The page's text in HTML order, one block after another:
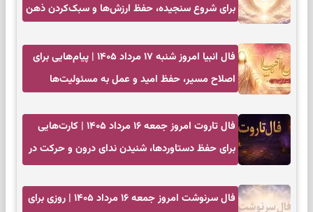
برای شروع سنجیده، حفظ ارزش‌ها و سبک‌کردن ذهن
فال انبیا امروز شنبه ۱۷ مرداد ۱۴۰۵ | پیام‌هایی برای
اصلاح مسیر، حفظ امید و عمل به مسئولیت‌ها
فال تاروت امروز جمعه ۱۶ مرداد ۱۴۰۵ | کارت‌هایی
برای حفظ دستاوردها، شنیدن ندای درون و حرکت در
فال سرنوشت امروز جمعه ۱۶ مرداد ۱۴۰۵ | روزی برای